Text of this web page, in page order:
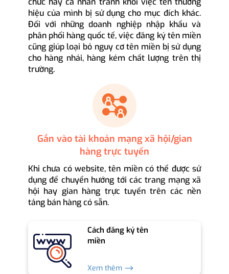
hiệu của mình bị sử dụng cho mục đích khác.
Đối với những doanh nghiệp nhập khẩu và
phân phối hàng quốc tế, việc đăng ký tên miền
cũng giúp loại bỏ nguy cơ tên miền bị sử dụng
cho hàng nhái, hàng kém chất lượng trên thị
trường.
Gắn vào tài khoản mạng xã hội/gian
hàng trực tuyến
Khi chưa có website, tên miền có thể được sử
dụng để chuyển hướng tới các trang mạng xã
hội hay gian hàng trực tuyến trên các nền
tảng bán hàng có sẵn.
Cách đăng ký tên
miền
Xem thêm ⟶